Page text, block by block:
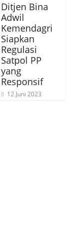
Ditjen Bina
Adwil
Kemendagri
Siapkan
Regulasi
Satpol PP
yang
Responsif
12 Juni 2023